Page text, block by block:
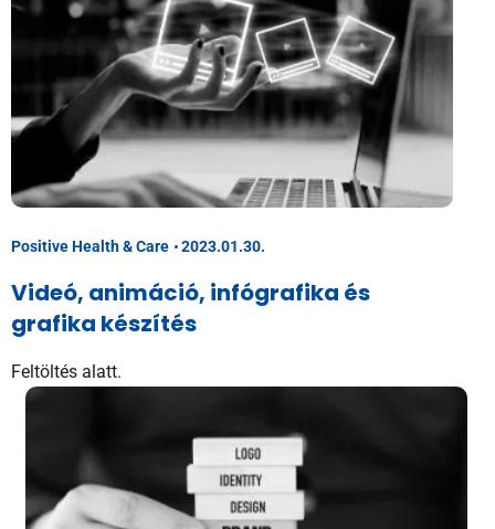
Positive Health & Care 2023.01.30.
Videó, animáció, infógrafika és
grafika készítés
Feltöltés alatt.